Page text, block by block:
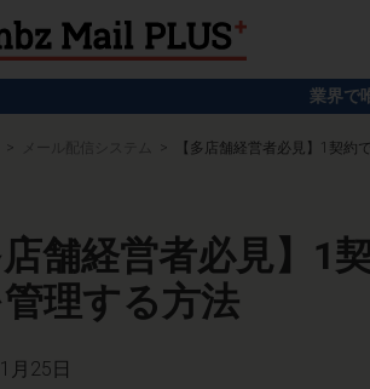
業界で
【多店舗経営者必見】1契約
店舗経営者必見】1
理する方法
月25日